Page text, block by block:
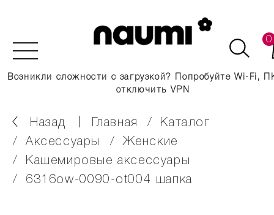
0
Возникли сложности с загрузкой? Попробуйте Wi-Fi,
отключить VPN
Назад главная
каталог
аксессуары
женские
кашемировые аксессуары
6316ow-0090-ot004 шапка